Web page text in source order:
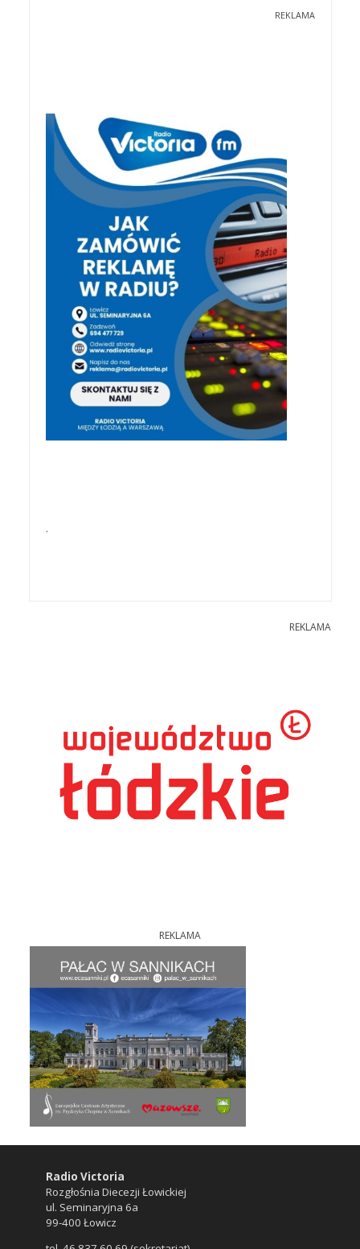
REKLAMA
.
REKLAMA
REKLAMA
Radio Victoria
Rozgłośnia Diecezji Łowickiej
ul. Seminaryjna 6a
99-400 Łowicz